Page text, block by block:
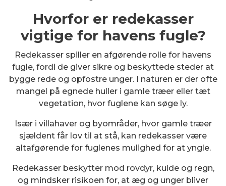
Hvorfor er redekasser
vigtige for havens fugle?
Redekasser spiller en afgørende rolle for havens
fugle, fordi de giver sikre og beskyttede steder at
bygge rede og opfostre unger. I naturen er der ofte
mangel på egnede huller i gamle træer eller tæt
vegetation, hvor fuglene kan søge ly.
Især i villahaver og byområder, hvor gamle træer
sjældent får lov til at stå, kan redekasser være
altafgørende for fuglenes mulighed for at yngle.
Redekasser beskytter mod rovdyr, kulde og regn,
og mindsker risikoen for, at æg og unger bliver